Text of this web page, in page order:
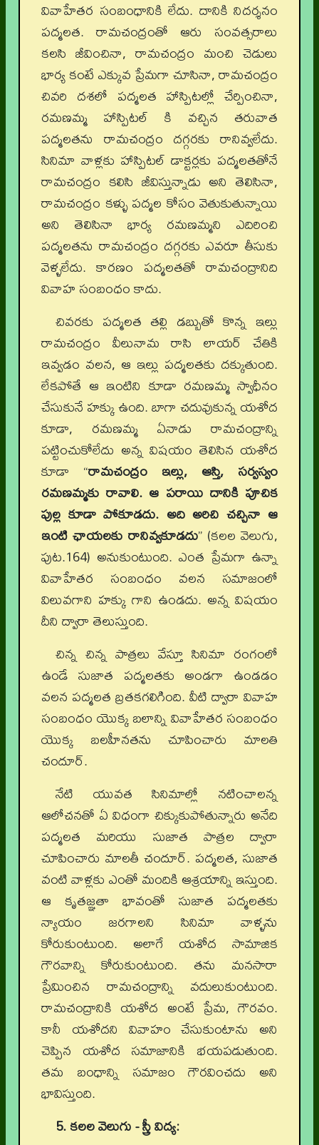
వివాహేతర సంబంధానికి లేదు. దానికి నిదర్శనం
పద్మలత. రామచంద్రంతో ఆరు సంవత్సరాలు
కలసి జీవించినా, రామచంద్రం మంచి చెడులు
భార్య కంటే ఎక్కువ ప్రేమగా చూసినా, రామచంద్రం
చివరి దశలో పద్మలత హాస్పిటల్లో చేర్పించినా,
రమణమ్మ హాస్పిటల్ కి వచ్చిన తరువాత
పద్మలతను రామచంద్రం దగ్గరకు రానివ్వలేదు.
సినిమా వాళ్లకు హాస్పిటల్ డాక్టర్లకు పద్మలతతోనే
రామచంద్రం కలిసి జీవిస్తున్నాడు అని తెలిసినా,
రామచంద్రం కళ్ళు పద్మల కోసం వెతుకుతున్నాయి
అని తెలిసినా భార్య రమణమ్మని ఎదిరించి
పద్మలతను రామచంద్రం దగ్గరకు ఎవరూ తీసుకు
వెళ్ళలేదు. కారణం పద్మలతతో రామచంద్రానిది
వివాహ సంబంధం కాదు.
చివరకు పద్మలత తల్లి డబ్బుతో కొన్న ఇల్లు
రామచంద్రం వీలునామ రాసి లాయర్ చేతికి
ఇవ్వడం వలన, ఆ ఇల్లు పద్మలతకు దక్కుతుంది.
లేకపోతే ఆ ఇంటిని కూడా రమణమ్మ స్వాధీనం
చేసుకునే హక్కు ఉంది. బాగా చదువుకున్న యశోద
కూడా, రమణమ్మ ఏనాడు రామచంద్రాన్ని
పట్టించుకోలేదు అన్న విషయం తెలిసిన యశోద
కూడా “రామచంద్రం ఇల్లు, ఆస్తి, సర్వస్వం
రమణమ్మకు రావాలి. ఆ పరాయి దానికి పూచిక
పుల్ల కూడా పోకూడదు. అది అరిచి చచ్చినా ఆ
ఇంటి ఛాయలకు రానివ్వకూడదు” (కలల వెలుగు,
పుట.164) అనుకుంటుంది. ఎంత ప్రేమగా ఉన్నా
వివాహేతర సంబంధం వలన సమాజంలో
విలువగాని హక్కు గాని ఉండదు. అన్న విషయం
దీని ద్వారా తెలుస్తుంది.
చిన్న చిన్న పాత్రలు వేస్తూ సినిమా రంగంలో
ఉండే సుజాత పద్మలతకు అండగా ఉండడం
వలన పద్మలత బ్రతకగలిగింది. వీటి ద్వారా వివాహ
సంబంధం యొక్క బలాన్ని వివాహేతర సంబంధం
యొక్క బలహీనతను చూపించారు మాలతి
చందూర్.
నేటి యువత సినిమాల్లో నటించాలన్న
ఆలోచనతో ఏ విధంగా చిక్కుకుపోతున్నారు అనేది
పద్మలత మరియు సుజాత పాత్రల ద్వారా
చూపించారు మాలతీ చందూర్. పద్మలత, సుజాత
వంటి వాళ్లకు ఎంతో మందికి ఆశ్రయాన్ని ఇస్తుంది.
ఆ కృతజ్ఞతా భావంతో సుజాత పద్మలతకు
న్యాయం జరగాలని సినిమా వాళ్ళను
కోరుకుంటుంది. అలాగే యశోద సామాజిక
గౌరవాన్ని కోరుకుంటుంది. తను మనసారా
ప్రేమించిన రామచంద్రాన్ని వదులుకుంటుంది.
రామచంద్రానికి యశోద అంటే ప్రేమ, గౌరవం.
కానీ యశోదని వివాహం చేసుకుంటాను అని
చెప్పిన యశోద సమాజానికి భయపడుతుంది.
తమ బంధాన్ని సమాజం గౌరవించదు అని
భావిస్తుంది.
5. కలల వెలుగు - స్త్రీ విద్య: